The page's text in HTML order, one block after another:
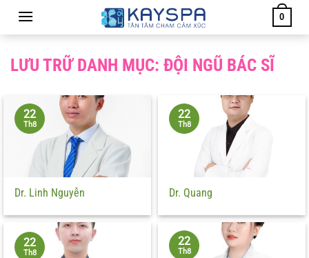
dung
0
LƯU TRỮ DANH MỤC: ĐỘI NGŨ BÁC SĨ
Dr. Linh Nguyễn
22
Th8
Dr. Quang
22
Th8
22
Th8
22
Th8